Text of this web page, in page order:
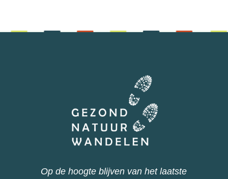
Op de hoogte blijven van het laatste